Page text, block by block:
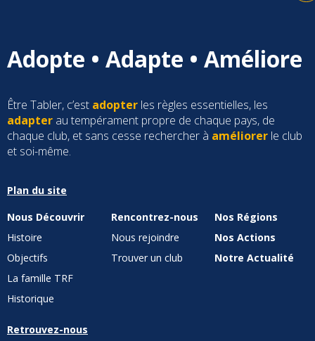
Adopte • Adapte • Améliore
Être Tabler, c’est adopter les règles essentielles, les
adapter au tempérament propre de chaque pays, de
chaque club, et sans cesse rechercher à améliorer le club
et soi-même.
Plan du site
Nous Découvrir
Histoire
Objectifs
La famille TRF
Historique
Rencontrez-nous
Nous rejoindre
Trouver un club
Nos Régions
Nos Actions
Notre Actualité
Retrouvez-nous